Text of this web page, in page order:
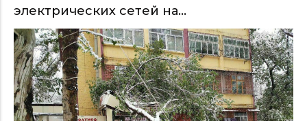
электрических сетей на...